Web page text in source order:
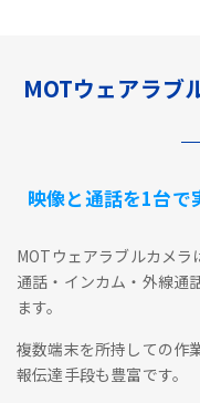
MOTウェアラブ
映像と通話を1台で
MOTウェアラブルカメラ
通話・インカム・外線通
ます。
複数端末を所持しての作
報伝達手段も豊富です。